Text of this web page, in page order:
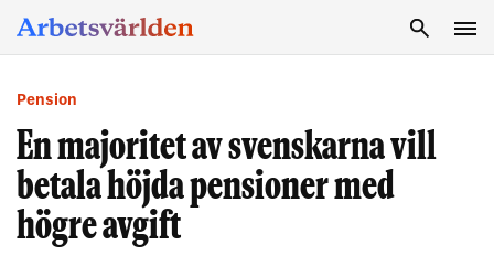
Pension
En majoritet av svenskarna vill
betala höjda pensioner med
högre avgift